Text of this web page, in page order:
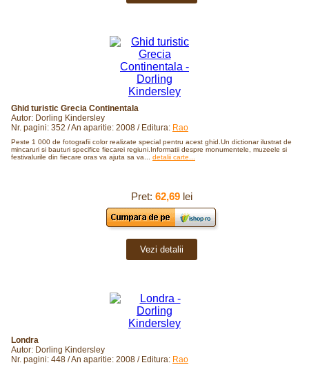
Ghid turistic Grecia Continentala
Autor: Dorling Kindersley
Nr. pagini: 352 / An aparitie: 2008 / Editura: Rao
Peste 1 000 de fotografii color realizate special pentru acest ghid.Un dictionar ilustrat de
mincaruri si bauturi specifice fiecarei regiuni.Informatii despre monumentele, muzeele si
festivalurile din fiecare oras va ajuta sa va... detalii carte...
Pret: 62,69lei
Vezi detalii
Londra
Autor: Dorling Kindersley
Nr. pagini: 448 / An aparitie: 2008 / Editura: Rao